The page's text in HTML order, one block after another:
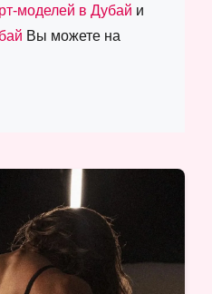
моделей в Дубай и
Вы можете на